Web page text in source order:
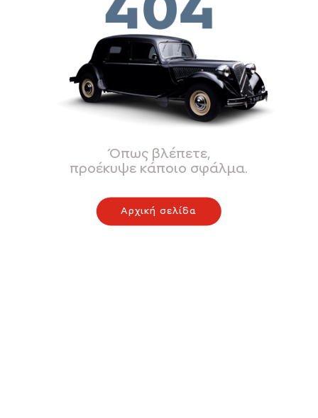
Όπως βλέπετε,
προέκυψε κάποιο σφάλμα.
Αρχική σελίδα